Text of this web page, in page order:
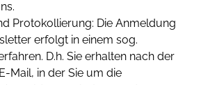
Protokollierung: Die Anmeldung
erfolgt in einem sog.
D.h. Sie erhalten nach der
Mail, in der Sie um die